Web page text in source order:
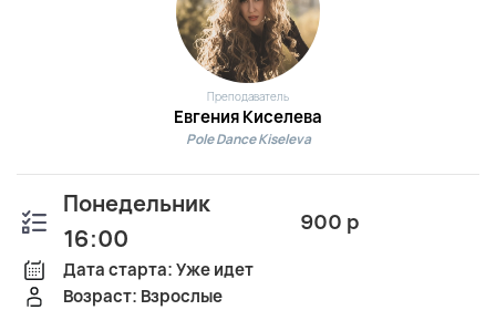
Преподаватель
Евгения Киселева
Pole Dance Kiseleva
Понедельник
16:00
900 р
Дата старта: Уже идет
Возраст: Взрослые